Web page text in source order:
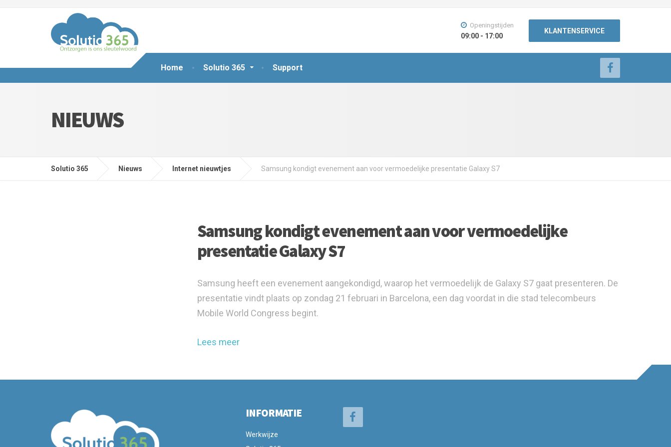
Home Solutio 365 Support
Openingstijden
09:00 - 17:00
KLANTENSERVICE
NIEUWS
Solutio 365 Nieuws Internet nieuwtjes Samsung kondigt evenement aan voor vermoedelijke presentatie Galaxy S7
Samsung kondigt evenement aan voor vermoedelijke
presentatie Galaxy S7
Samsung heeft een evenement aangekondigd, waarop het vermoedelijk de Galaxy S7 gaat presenteren. De
presentatie vindt plaats op zondag 21 februari in Barcelona, een dag voordat in die stad telecombeurs
Mobile World Congress begint.
Lees meer
INFORMATIE
Werkwijze